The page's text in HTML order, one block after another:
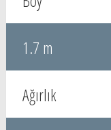
1.7 m
Ağırlık